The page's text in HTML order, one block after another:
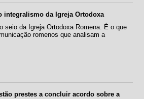
integralismo da Igreja Ortodoxa
seio da Igreja Ortodoxa Romena. É o que
romenos que analisam a
prestes a concluir acordo sobre a